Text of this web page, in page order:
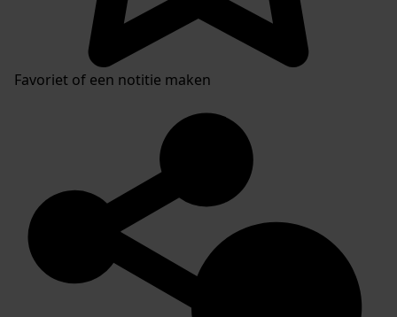
Favoriet of een notitie maken